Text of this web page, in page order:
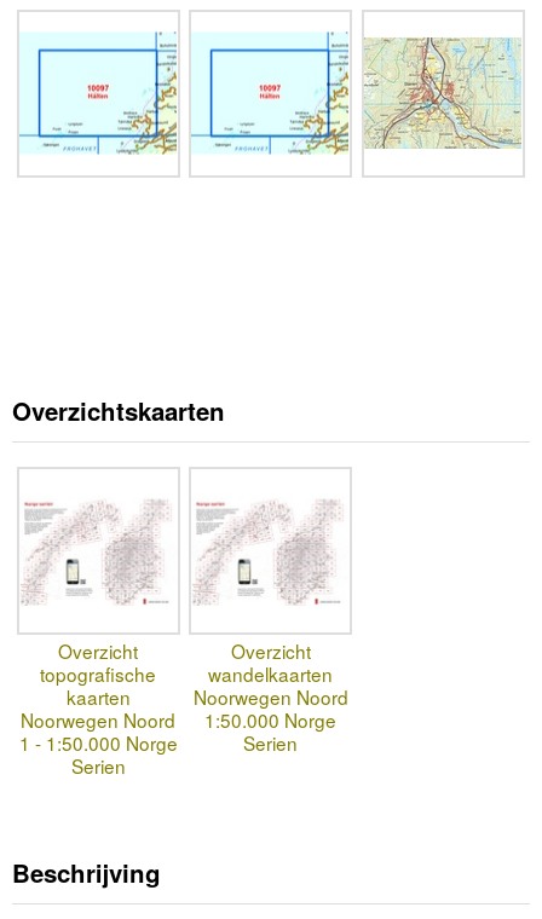
Overzichtskaarten
Overzicht
topografische
kaarten
Noorwegen Noord
1 - 1:50.000 Norge
Serien
Overzicht
wandelkaarten
Noorwegen Noord
1:50.000 Norge
Serien
Beschrijving